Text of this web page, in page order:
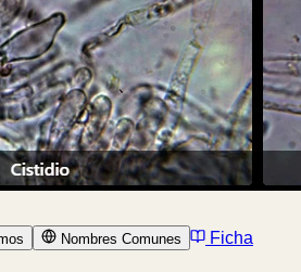
Nombres Comunes
Ficha